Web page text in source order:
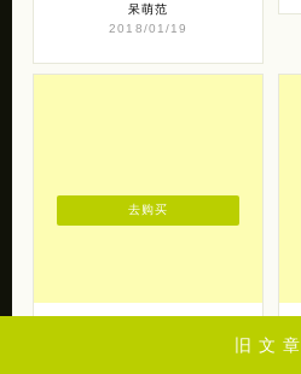
旧文章
呆萌范
2018/01/19
去购买